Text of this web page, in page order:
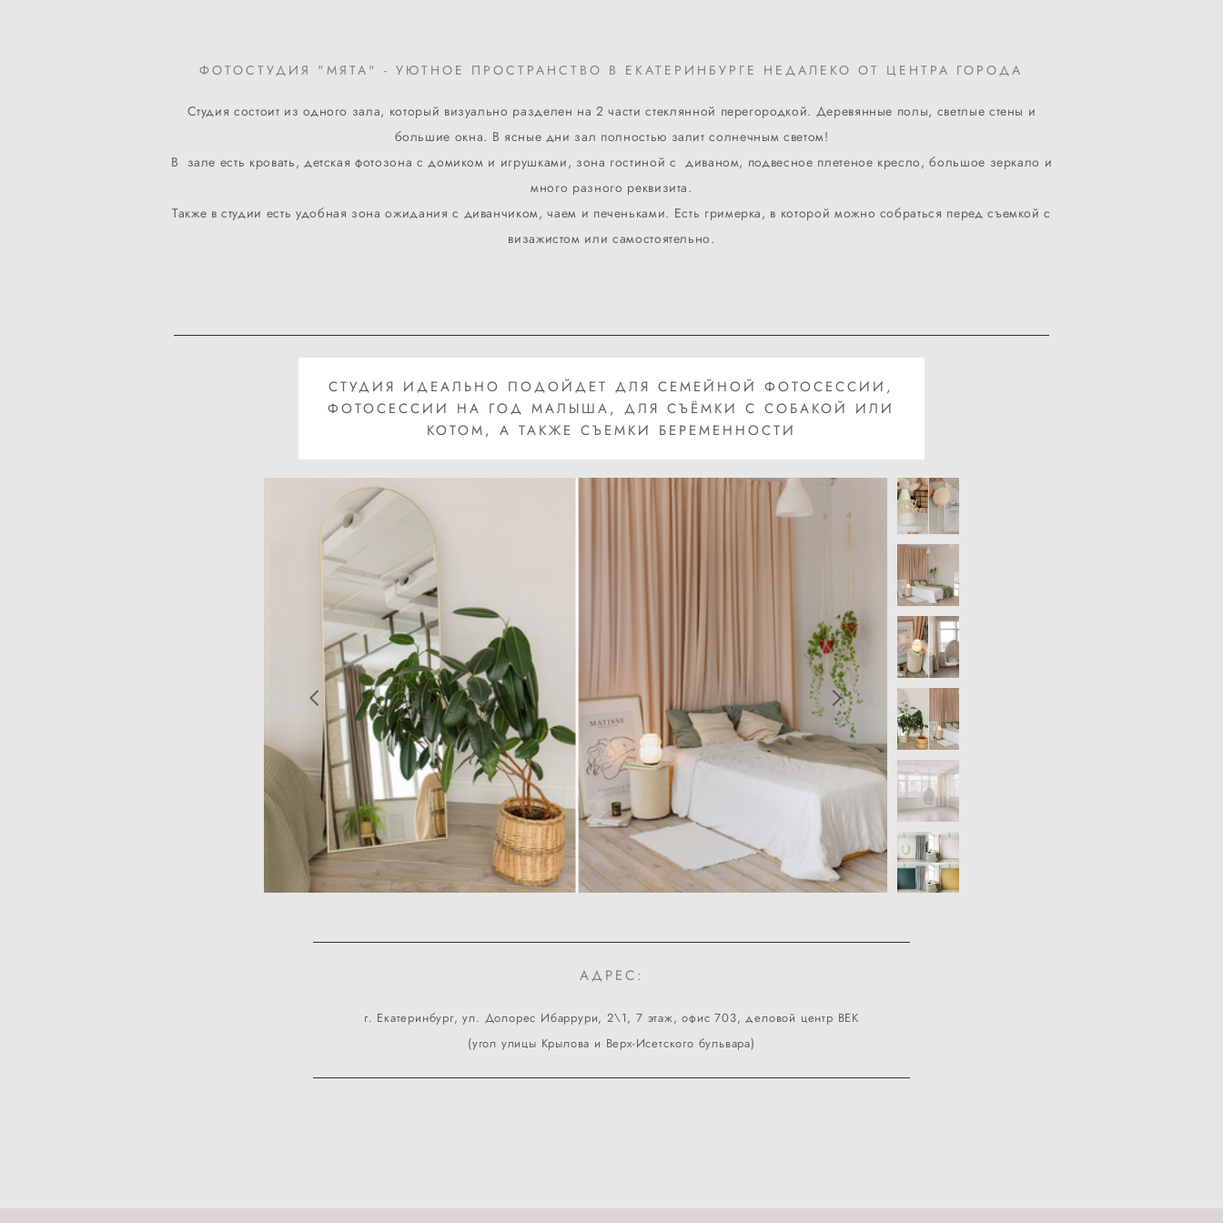
ФОТОСТУДИЯ "МЯТА" - УЮТНОЕ ПРОСТРАНСТВО В ЕКАТЕРИНБУРГЕ НЕДАЛЕКО ОТ ЦЕНТРА ГОРОДА
Студия состоит из одного зала, который визуально разделен на 2 части стеклянной перегородкой. Деревянные полы, светлые стены и
большие окна. В ясные дни зал полностью залит солнечным светом!
В зале есть кровать, детская фотозона с домиком и игрушками, зона гостиной с диваном, подвесное плетеное кресло, большое зеркало и
много разного реквизита.
Также в студии есть удобная зона ожидания с диванчиком, чаем и печеньками. Есть гримерка, в которой можно собраться перед съемкой с
визажистом или самостоятельно.
СТУДИЯ ИДЕАЛЬНО ПОДОЙДЕТ ДЛЯ СЕМЕЙНОЙ ФОТОСЕССИИ,
ФОТОСЕССИИ НА ГОД МАЛЫША, ДЛЯ СЪЁМКИ С СОБАКОЙ ИЛИ
КОТОМ, А ТАКЖЕ СЪЕМКИ БЕРЕМЕННОСТИ
АДРЕС:
г. Екатеринбург, ул. Долорес Ибаррури, 2\1, 7 этаж, офис 703, деловой центр ВЕК
(угол улицы Крылова и Верх-Исетского бульвара)